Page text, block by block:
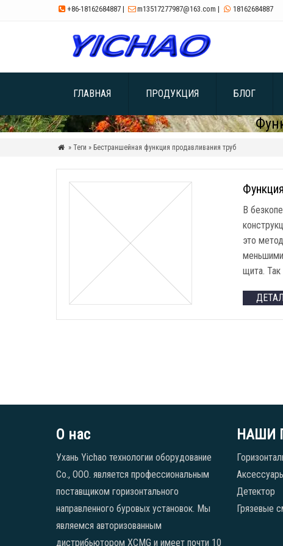
 +86-18162684887 | m13517277987@163.com |  18162684887
ГЛАВНАЯ ПРОДУКЦИЯ БЛОГ
 » Теги » Бестраншейная функция продавливания труб
В
это
щита. Так
О нас
Ухань Yichao технологии оборудование
Co., ООО. является профессиональным
поставщиком горизонтального
направленного буровых установок. Мы
являемся авторизованным
дистрибьютором XCMG и имеет почти 10
НАШИ
Детектор
Грязевые